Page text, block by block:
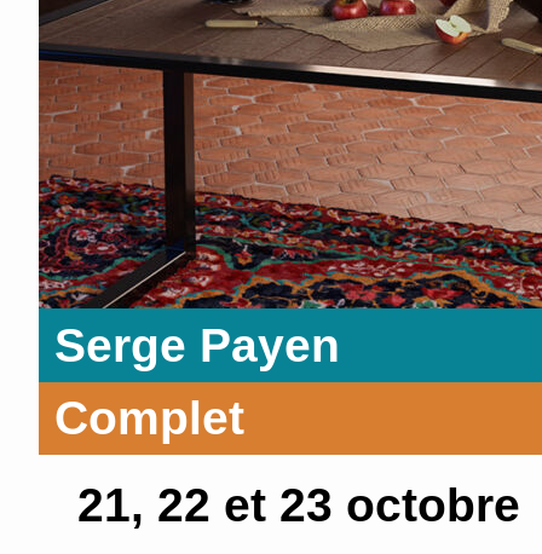
Serge Payen
Complet
21, 22 et 23 octobre